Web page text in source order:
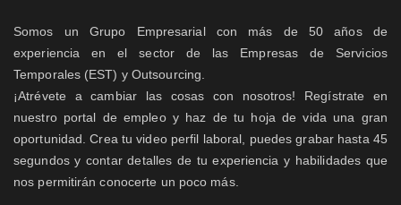
Somos un Grupo Empresarial con más de 50 años de
experiencia en el sector de las Empresas de Servicios
Temporales (EST) y Outsourcing.
¡Atrévete a cambiar las cosas con nosotros! Regístrate en
nuestro portal de empleo y haz de tu hoja de vida una gran
oportunidad. Crea tu video perfil laboral, puedes grabar hasta 45
segundos y contar detalles de tu experiencia y habilidades que
nos permitirán conocerte un poco más.